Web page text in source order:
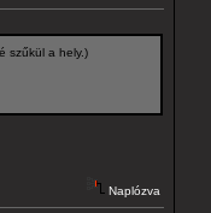
szűkül a hely.)
Naplózva